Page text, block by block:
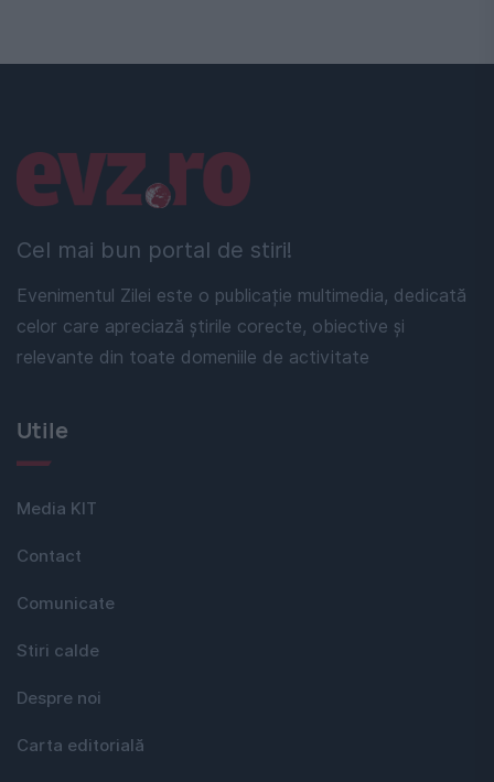
Cel mai bun portal de stiri!
Evenimentul Zilei este o publicație multimedia, dedicată
celor care apreciază știrile corecte, obiective și
relevante din toate domeniile de activitate
Linkuri utile
Utile
Media KIT
Contact
Comunicate
Stiri calde
Despre noi
Carta editorială